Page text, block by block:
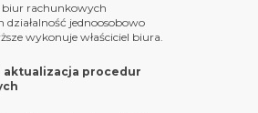
rachunkowych
działalność jednoosobowo
wykonuje właściciel biura.
aktualizacja procedur